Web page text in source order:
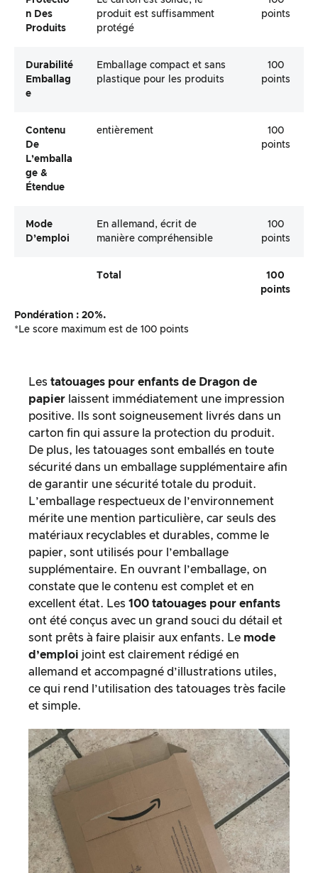
N Des
Produits
produit est suffisamment
protégé
points
Durabilité
Emballag
E
Emballage compact et sans
plastique pour les produits
100
points
Contenu
De
L’emballa
Ge &
Étendue
entièrement
100
points
Mode
D’emploi
En allemand, écrit de
manière compréhensible
100
points
Total
100
points
Pondération : 20%.
*Le score maximum est de 100 points
Les tatouages pour enfants de Dragon de
papier laissent immédiatement une impression
positive. Ils sont soigneusement livrés dans un
carton fin qui assure la protection du produit.
De plus, les tatouages sont emballés en toute
sécurité dans un emballage supplémentaire afin
de garantir une sécurité totale du produit.
L’emballage respectueux de l’environnement
mérite une mention particulière, car seuls des
matériaux recyclables et durables, comme le
papier, sont utilisés pour l’emballage
supplémentaire. En ouvrant l’emballage, on
constate que le contenu est complet et en
excellent état. Les 100 tatouages pour enfants
ont été conçus avec un grand souci du détail et
sont prêts à faire plaisir aux enfants. Le mode
d’emploi joint est clairement rédigé en
allemand et accompagné d’illustrations utiles,
ce qui rend l’utilisation des tatouages très facile
et simple.